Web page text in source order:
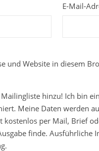
E-Mail-
und Website in diesem
hinzu! Ich bin
Meine Daten werden
kostenlos per Mail, Brief
finde.